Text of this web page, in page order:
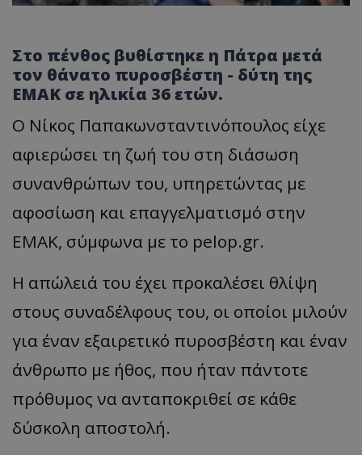
Στο πένθος βυθίστηκε η Πάτρα μετά
τον θάνατο πυροσβέστη - δύτη της
ΕΜΑΚ σε ηλικία 36 ετών.
Ο Νίκος Παπακωνσταντινόπουλος είχε
αφιερώσει τη ζωή του στη διάσωση
συνανθρώπων του, υπηρετώντας με
αφοσίωση και επαγγελματισμό στην
ΕΜΑΚ, σύμφωνα με το pelop.gr.
Η απώλειά του έχει προκαλέσει θλίψη
στους συναδέλφους του, οι οποίοι μιλούν
για έναν εξαιρετικό πυροσβέστη και έναν
άνθρωπο με ήθος, που ήταν πάντοτε
πρόθυμος να ανταποκριθεί σε κάθε
δύσκολη αποστολή.